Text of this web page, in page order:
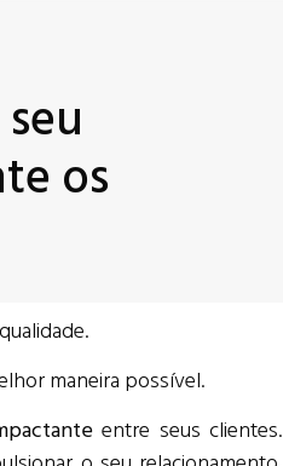
os
maneira possível.
entre seus clientes.